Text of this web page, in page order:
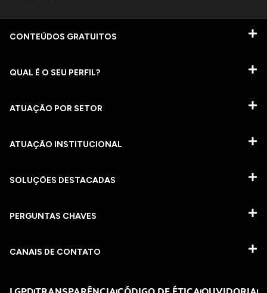
CONTEÚDOS GRATUITOS
QUAL É O SEU PERFIL?
ATUAÇÃO POR SETOR
ATUAÇÃO INSTITUCIONAL
SOLUÇÕES DESTACADAS
PERGUNTAS CHAVES​
CANAIS DE CONTATO